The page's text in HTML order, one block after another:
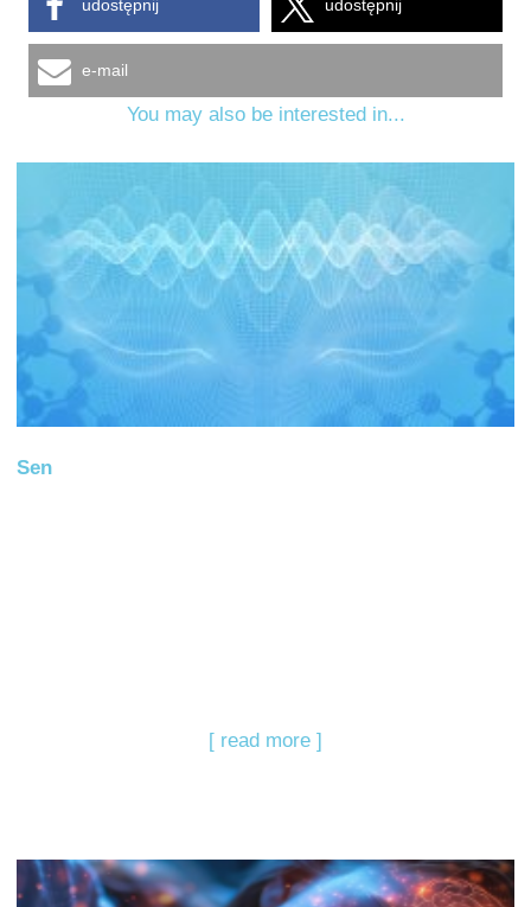
udostępnij udostępnij
e-mail
You may also be interested in...
Sen
[ read more ]